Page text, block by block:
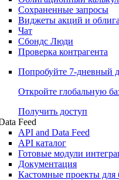
Сохраненные запросы
Виджеты акций и
Чат
Сбондс Люди
Проверка контрагента
Попробуйте 7-дневный
Откройте глобальную
Получить доступ
Feed
API and Data Feed
API каталог
Готовые модули
Документация
Кастомные проекты для